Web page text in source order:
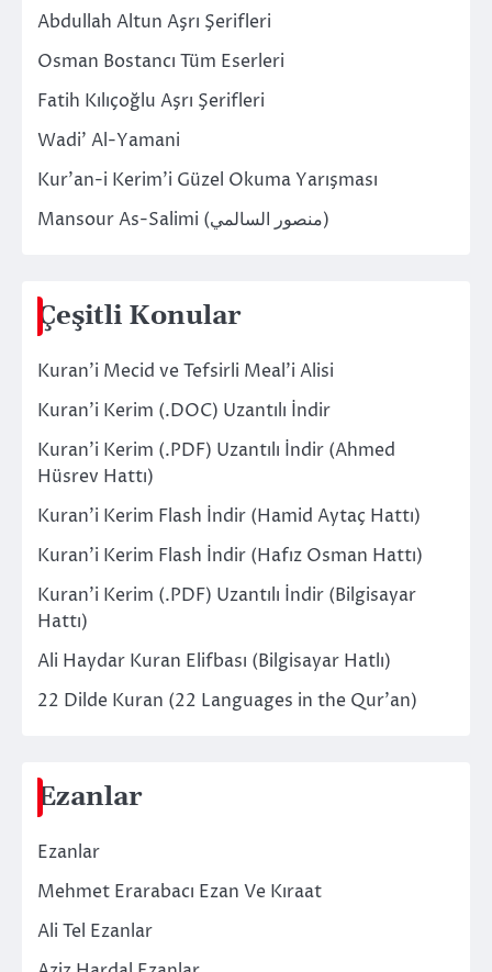
Abdullah Altun Aşrı Şerifleri
Osman Bostancı Tüm Eserleri
Fatih Kılıçoğlu Aşrı Şerifleri
Wadi’ Al-Yamani
Kur’an-i Kerim’i Güzel Okuma Yarışması
Mansour As-Salimi (منصور السالمي)
Çeşitli Konular
Kuran’i Mecid ve Tefsirli Meal’i Alisi
Kuran’i Kerim (.DOC) Uzantılı İndir
Kuran’i Kerim (.PDF) Uzantılı İndir (Ahmed
Hüsrev Hattı)
Kuran’i Kerim Flash İndir (Hamid Aytaç Hattı)
Kuran’i Kerim Flash İndir (Hafız Osman Hattı)
Kuran’i Kerim (.PDF) Uzantılı İndir (Bilgisayar
Hattı)
Ali Haydar Kuran Elifbası (Bilgisayar Hatlı)
22 Dilde Kuran (22 Languages in the Qur’an)
Ezanlar
Ezanlar
Mehmet Erarabacı Ezan Ve Kıraat
Ali Tel Ezanlar